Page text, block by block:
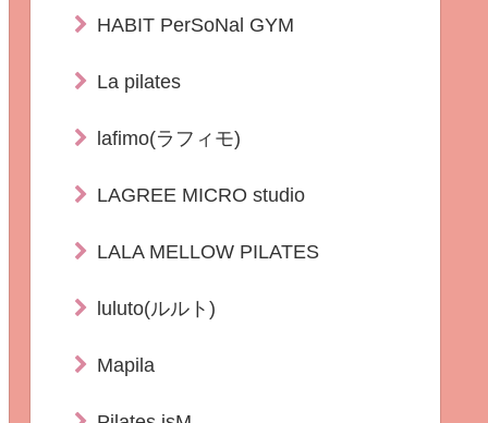
HABIT PerSoNal GYM
La pilates
lafimo(ラフィモ)
LAGREE MICRO studio
LALA MELLOW PILATES
luluto(ルルト)
Mapila